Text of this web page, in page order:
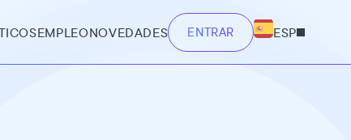
EMPLEONOVEDADES ENTRAR ESP